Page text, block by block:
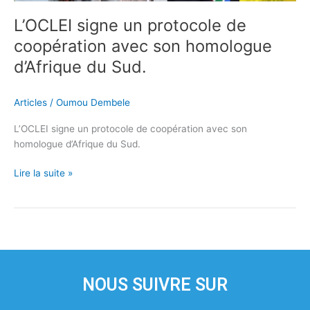
L’OCLEI signe un protocole de
coopération avec son homologue
d’Afrique du Sud.
Articles / Oumou Dembele
L’OCLEI signe un protocole de coopération avec son
homologue d’Afrique du Sud.
Lire la suite »
NOUS SUIVRE SUR